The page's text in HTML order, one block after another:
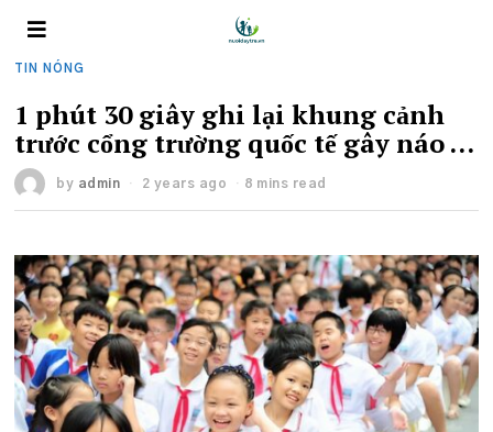
TIN NÓNG
1 phút 30 giây ghi lại khung cảnh
trước cổng trường quốc tế gây náo …
by admin 2 years ago 8 mins read